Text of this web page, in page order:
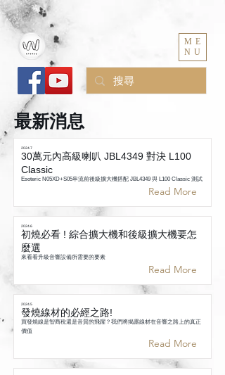
ME
NU
最新消息
30萬元內高級喇叭 JBL4349 對決 L100
Classic
2024.7
Esoteric N05XD+S05串流前後級擴大機搭配 JBL4349 與 L100 Classic 測試
Read More
初燒必看 ! 綜合擴大機和後級擴大機要怎
麼選
2024.6
來看看升級音響設備所需要的要素
Read More
發燒線材的必經之路!
2024.5
買發燒線是智商稅還是音質的飛躍？我們將揭露線材在音響之路上的真正
價值
Read More